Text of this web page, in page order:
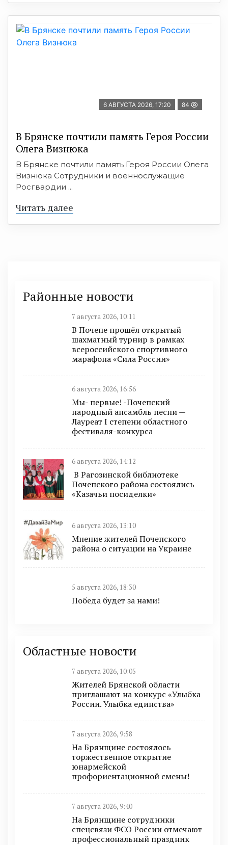
6 АВГУСТА 2026, 17:20 84
В Брянске почтили память Героя России
Олега Визнюка
В Брянске почтили память Героя России Олега
Визнюка Сотрудники и военнослужащие
Росгвардии ...
Читать далее
Районные новости
7 августа 2026, 10:11
В Почепе прошёл открытый
шахматный турнир в рамках
всероссийского спортивного
марафона «Сила России»
6 августа 2026, 16:56
Мы- первые! -Почепский
народный ансамбль песни —
Лауреат I степени областного
фестиваля-конкурса
6 августа 2026, 14:12
В Рагозинской библиотеке
Почепского района состоялись
«Казачьи посиделки»
6 августа 2026, 13:10
Мнение жителей Почепского
района о ситуации на Украине
5 августа 2026, 18:30
Победа будет за нами!
Областные новости
7 августа 2026, 10:05
Жителей Брянской области
приглашают на конкурс «Улыбка
России. Улыбка единства»
7 августа 2026, 9:58
На Брянщине состоялось
торжественное открытие
юнармейской
профориентационной смены!
7 августа 2026, 9:40
На Брянщине сотрудники
спецсвязи ФСО России отмечают
профессиональный праздник